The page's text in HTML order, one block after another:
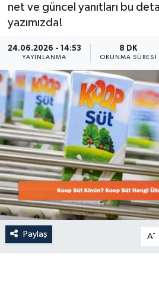
net ve güncel yanıtları bu
yazımızda!
24.06.2026 - 14:53
YAYINLANMA
8 DK
OKUNMA SÜRESI
Paylaş A-
Ekonomi
Spor
Dünya
Resmi Reklamlar
Son Dakika Haberleri
Haber Arşivi